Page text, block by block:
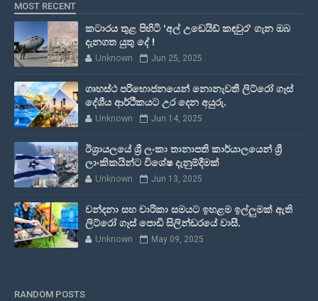
MOST RECENT
කටාරය තුළ පිහිටි 'අල් උඩෙයිඩ් කඳවුර' ගැන ඔබ
දැනගත යුතු දේ !
Unknown Jun 25, 2025
ගෘහස්ථ පරිභොජනයෙන් නොනැවතී ලිට්රෝ ගෑස්
දේශීය ආර්ථිකයට උර දෙන අයුරු.
Unknown Jun 14, 2025
ඊශ්‍රායලයේ ශ්‍රී ලංකා තානාපති කාර්යාලයෙන් ශ්‍රී
ලාංකිකයින්ට විශේෂ දැනුම්දීමක්
Unknown Jun 13, 2025
වන්දනා සහ චාරිකා සමයට ඉහළම ඉල්ලුමක් ඇති
ලිට්රෝ ගෑස් පොඩි සිලින්ඩරයේ වාසී.
Unknown May 09, 2025
RANDOM POSTS